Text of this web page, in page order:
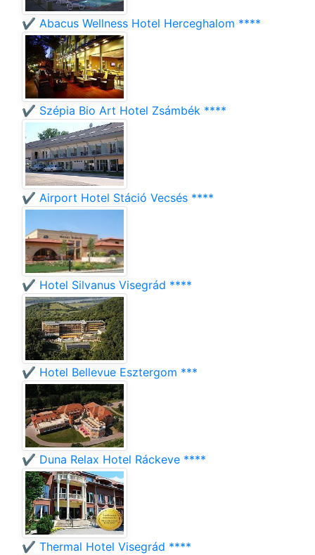
✔️ Abacus Wellness Hotel Herceghalom ****
✔️ Szépia Bio Art Hotel Zsámbék ****
✔️ Airport Hotel Stáció Vecsés ****
✔️ Hotel Silvanus Visegrád ****
✔️ Hotel Bellevue Esztergom ***
✔️ Duna Relax Hotel Ráckeve ****
✔️ Thermal Hotel Visegrád ****